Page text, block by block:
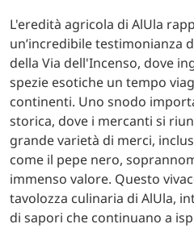
L'eredità agricola di AlUla
un’incredibile testimonianza
della Via dell'Incenso, dove
spezie esotiche un tempo
continenti. Uno snodo
storica, dove i mercanti si
grande varietà di merci,
come il pepe nero,
immenso valore. Questo
tavolozza culinaria di AlUla,
di sapori che continuano a